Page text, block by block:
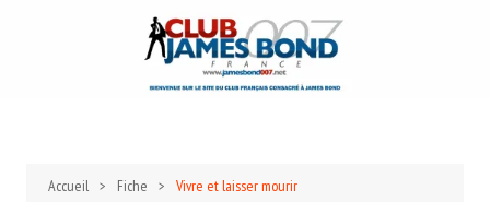
Accueil Fiche Vivre et laisser mourir